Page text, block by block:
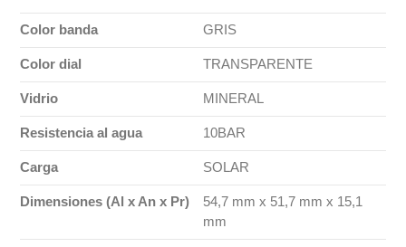
Color banda GRIS
Color dial TRANSPARENTE
Vidrio MINERAL
Resistencia al agua 10BAR
Carga SOLAR
Dimensiones (Al x An x Pr)
54,7 mm x 51,7 mm x 15,1
mm